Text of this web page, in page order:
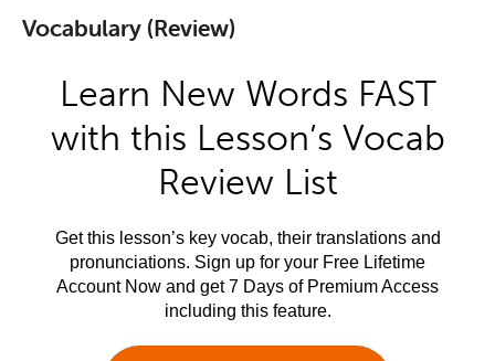
Vocabulary (Review)
Learn New Words FAST
with this Lesson’s Vocab
Review List
Get this lesson’s key vocab, their translations and
pronunciations. Sign up for your Free Lifetime
Account Now and get 7 Days of Premium Access
including this feature.